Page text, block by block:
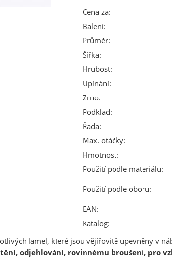
Cena za:
Balení:
Průměr:
Šířka:
Hrubost:
Upínání:
Zrno:
Podklad:
Řada:
Max. otáčky:
Hmotnost:
Použití podle materiálu:
Použití podle oboru:
EAN:
Katalog:
lamel, které jsou vějířovitě upevněny v
odjehlování, rovinnému broušení, pro